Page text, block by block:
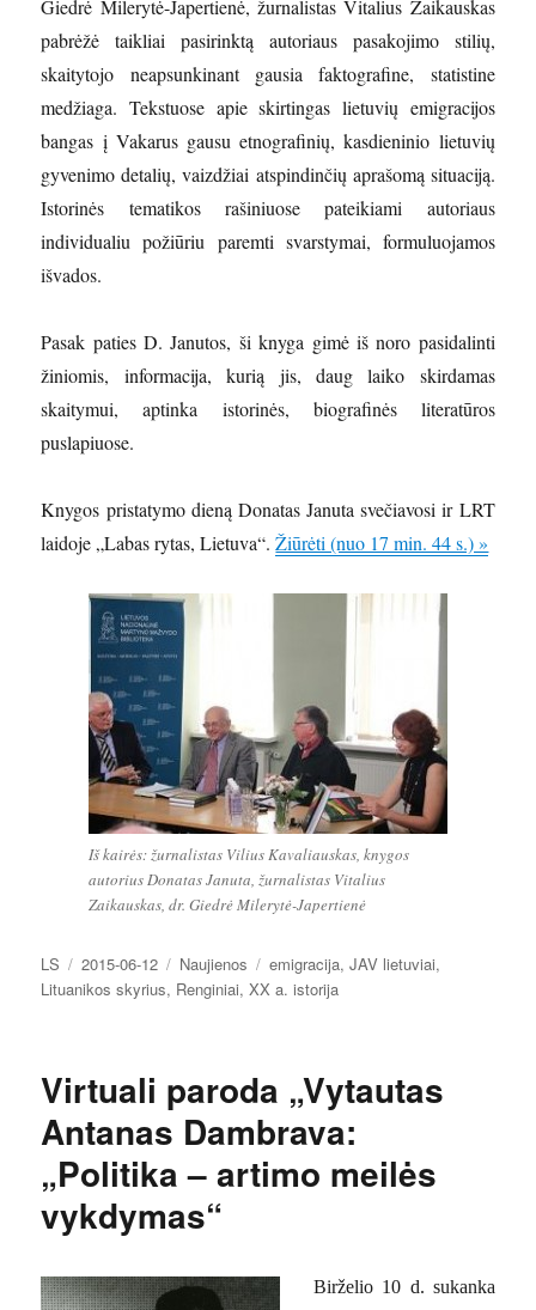
Giedrė Milerytė-Japertienė, žurnalistas Vitalius Zaikauskas
pabrėžė taikliai pasirinktą autoriaus pasakojimo stilių,
skaitytojo neapsunkinant gausia faktografine, statistine
medžiaga. Tekstuose apie skirtingas lietuvių emigracijos
bangas į Vakarus gausu etnografinių, kasdieninio lietuvių
gyvenimo detalių, vaizdžiai atspindinčių aprašomą situaciją.
Istorinės tematikos rašiniuose pateikiami autoriaus
individualiu požiūriu paremti svarstymai, formuluojamos
išvados.
Pasak paties D. Janutos, ši knyga gimė iš noro pasidalinti
žiniomis, informacija, kurią jis, daug laiko skirdamas
skaitymui, aptinka istorinės, biografinės literatūros
puslapiuose.
Knygos pristatymo dieną Donatas Januta svečiavosi ir LRT
laidoje „Labas rytas, Lietuva“.Žiūrėti (nuo 17 min. 44 s.) »
Iš kairės: žurnalistas Vilius Kavaliauskas, knygos
autorius Donatas Januta, žurnalistas Vitalius
Zaikauskas, dr. Giedrė Milerytė-Japertienė
Autorius
LS Paskelbta
2015-06-12 Kategorijos
Naujienos Žymos
emigracija,JAV lietuviai,
Lituanikos skyrius, Renginiai,XX a. istorija
Virtuali paroda „Vytautas
Antanas Dambrava:
„Politika – artimo meilės
vykdymas“
Birželio 10 d. sukanka